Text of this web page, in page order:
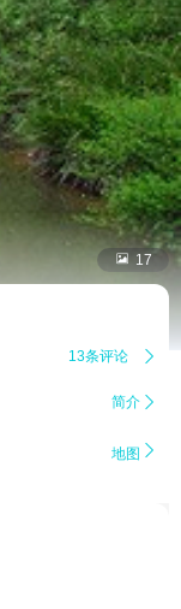
 17
13条评论 
简介 
地图 